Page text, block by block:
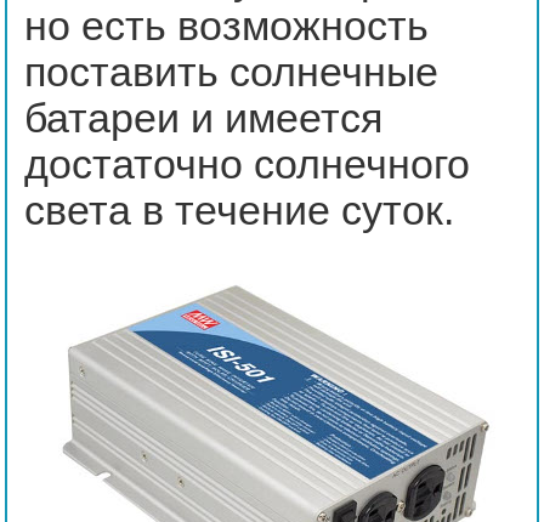
но есть возможность
поставить солнечные
батареи и имеется
достаточно солнечного
света в течение суток.